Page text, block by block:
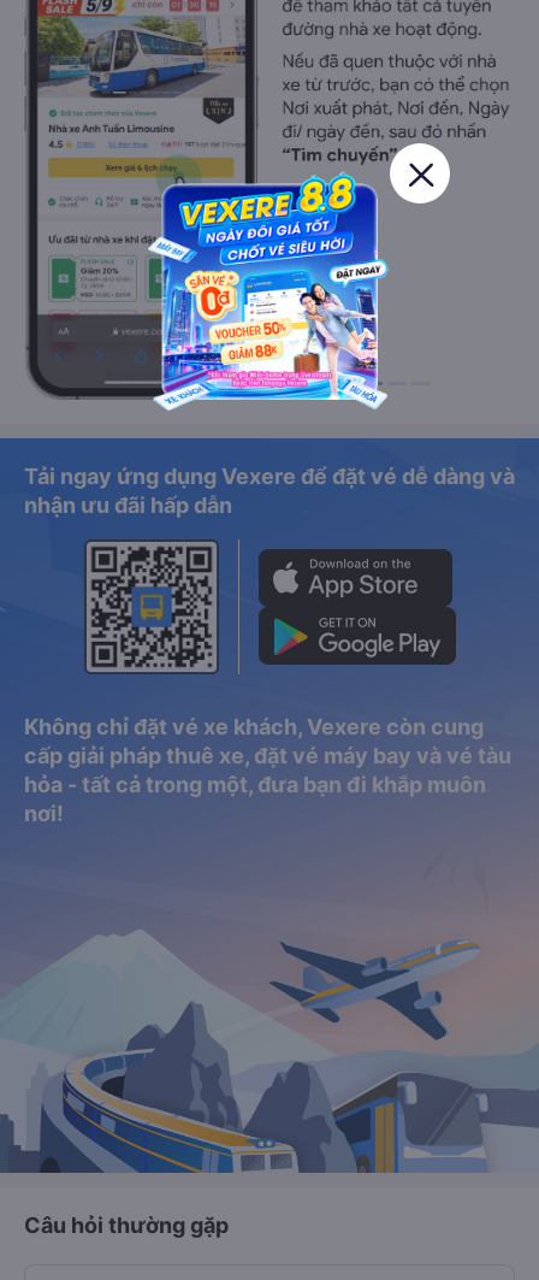
Tải ngay ứng dụng Vexere để đặt vé dễ dàng và
nhận ưu đãi hấp dẫn
Không chỉ đặt vé xe khách, Vexere còn cung
cấp giải pháp thuê xe, đặt vé máy bay và vé tàu
hỏa - tất cả trong một, đưa bạn đi khắp muôn
nơi!
Câu hỏi thường gặp